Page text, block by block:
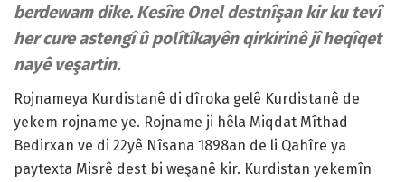
berdewam dike. Kesîre Onel destnîşan kir ku tevî
her cure astengî û polîtîkayên qirkirinê jî heqîqet
nayê veşartin.
Rojnameya Kurdistanê di dîroka gelê Kurdistanê de
yekem rojname ye. Rojname ji hêla Miqdat Mîthad
Bedirxan ve di 22yê Nîsana 1898an de li Qahîre ya
paytexta Misrê dest bi weşanê kir. Kurdistan yekemîn